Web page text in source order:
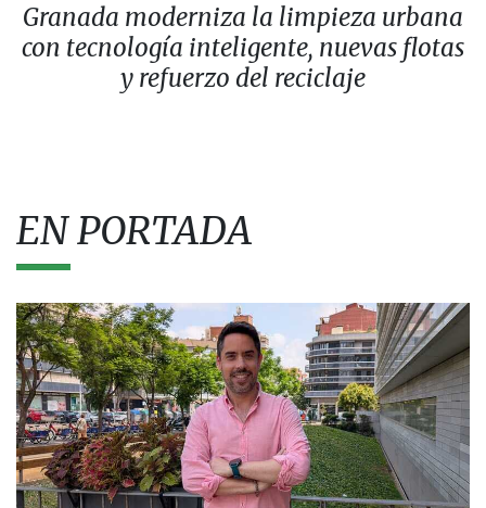
Granada moderniza la limpieza urbana
con tecnología inteligente, nuevas flotas
y refuerzo del reciclaje
EN PORTADA